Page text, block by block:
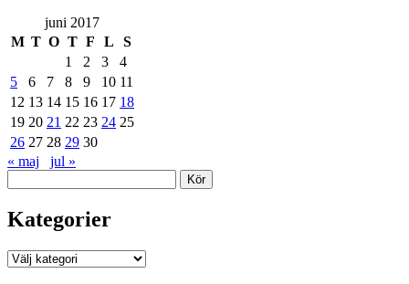
Sidopanel
juni 2017
M T O T F L
S
1
2 3
4
5
6 7 8 9 10 11
12 13 14 15 16 17 18
19 20 21 22 23 24 25
26 27 28 29 30
« maj
jul »
Kategorier
Kategorier